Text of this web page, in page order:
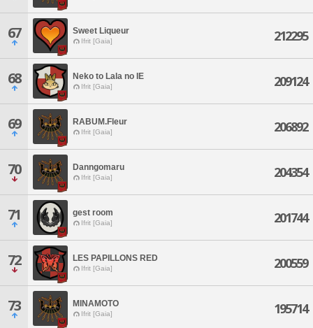
67 Sweet Liqueur
Ifrit [Gaia] 212295
68 Neko to Lala no IE
Ifrit [Gaia] 209124
69 RABUM.Fleur
Ifrit [Gaia] 206892
70 Danngomaru
Ifrit [Gaia] 204354
71 gest room
Ifrit [Gaia] 201744
72 LES PAPILLONS RED
Ifrit [Gaia] 200559
73 MINAMOTO
Ifrit [Gaia] 195714